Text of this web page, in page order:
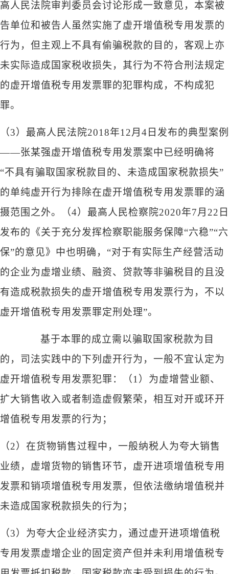
高人民法院审判委员会讨论形成一致意见，本案被
告单位和被告人虽然实施了虚开增值税专用发票的
行为，但主观上不具有偷骗税款的目的，客观上亦
未实际造成国家税收损失，其行为不符合刑法规定
的虚开增值税专用发票罪的犯罪构成，不构成犯
罪。
（3）最高人民法院2018年12月4日发布的典型案例
——张某强虚开增值税专用发票案中已经明确将
“不具有骗取国家税款目的、未造成国家税款损失”
的单纯虚开行为排除在虚开增值税专用发票罪的涵
摄范围之外。（4）最高人民检察院2020年7月22日
发布的《关于充分发挥检察职能服务保障“六稳”“六
保”的意见》中也明确，“对于有实际生产经营活动
的企业为虚增业绩、融资、贷款等非骗税目的且没
有造成税款损失的虚开增值税专用发票行为，不以
虚开增值税专用发票罪定刑处理”。
基于本罪的成立需以骗取国家税款为目
的，司法实践中的下列虚开行为，一般不宜认定为
虚开增值税专用发票犯罪：（1）为虚增营业额、
扩大销售收入或者制造虚假繁荣，相互对开或环开
增值税专用发票的行为；
（2）在货物销售过程中，一般纳税人为夸大销售
业绩，虚增货物的销售环节，虚开进项增值税专用
发票和销项增值税专用发票，但依法缴纳增值税并
未造成国家税款损失的行为；
（3）为夸大企业经济实力，通过虚开进项增值税
专用发票虚增企业的固定资产但并未利用增值税专